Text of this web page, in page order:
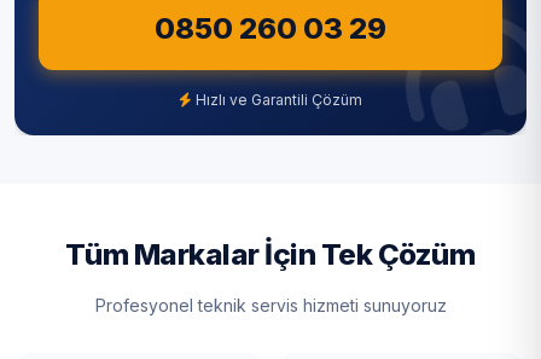
Şişli
Tuzla
Üsküdar
Zeytinburnu
0850 260 03 29
Hızlı ve Garantili Çözüm
Tüm Markalar İçin Tek Çözüm
Profesyonel teknik servis hizmeti sunuyoruz